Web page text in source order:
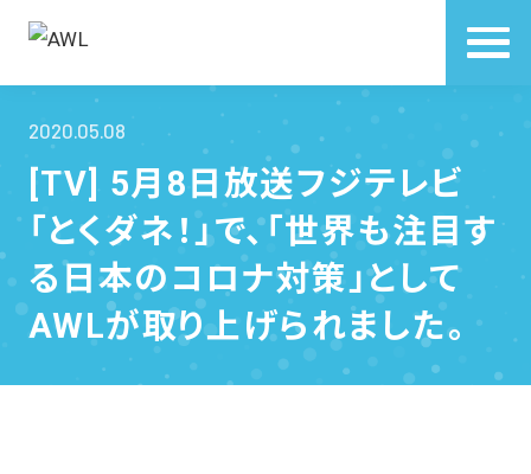
2020.05.08
[TV] 5月8日放送フジテレビ
「とくダネ！」で、「世界も注目す
る日本のコロナ対策」として
AWLが取り上げられました。